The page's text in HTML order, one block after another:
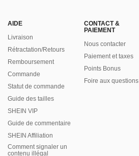
AIDE
Livraison
Rétractation/Retours
Remboursement
Commande
Statut de commande
Guide des tailles
SHEIN VIP
Guide de commentaire
SHEIN Affiliation
Comment signaler un
contenu illégal
CONTACT &
PAIEMENT
Nous contacter
Paiement et taxes
Points Bonus
Foire aux questions